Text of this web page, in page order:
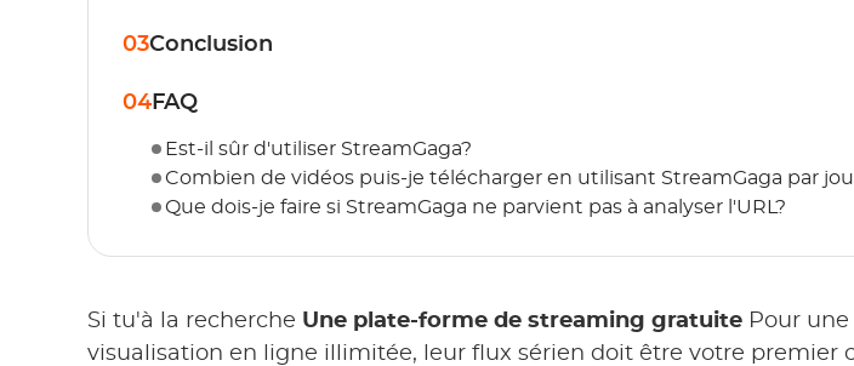
03Conclusion
04 FAQ
Est-il sûr d'utiliser StreamGaga?
Combien de vidéos puis-je télécharger en utilisant StreamGaga par
Que dois-je faire si StreamGaga ne parvient pas à analyser l'URL?
Si tu'à la recherche Une plate-forme de streaming gratuite Pour une
visualisation en ligne illimitée, leur flux sérien doit être votre premier